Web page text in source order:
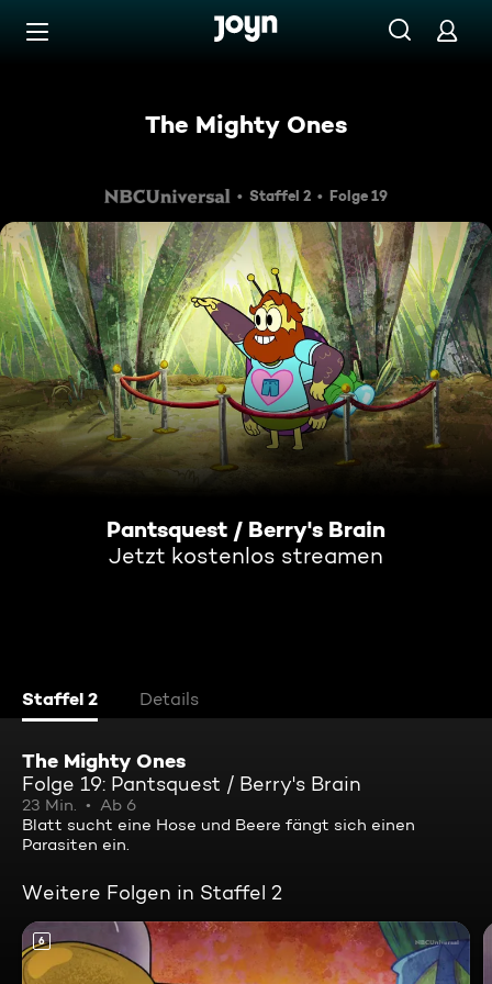
Zum Inhalt springen
The Mighty Ones
Staffel 2 Folge 19
Pantsquest / Berry's Brain
Jetzt kostenlos streamen
Staffel 2 Details
The Mighty Ones
Folge 19: Pantsquest / Berry's Brain
23 Min.
Ab 6
Blatt sucht eine Hose und Beere fängt sich einen
Parasiten ein.
Weitere Folgen in Staffel 2
6